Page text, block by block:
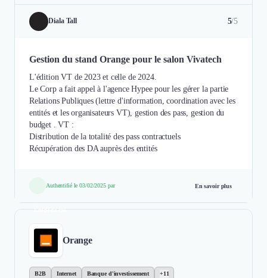
Diala Tall 5/5
Gestion du stand Orange pour le salon Vivatech
L'édition VT de 2023 et celle de 2024.
Le Corp a fait appel à l'agence Hypee pour les gérer la partie
Relations Publiques (lettre d'information, coordination avec les
entités et les organisateurs VT), gestion des pass, gestion du
budget . VT :
Distribution de la totalité des pass contractuels
Récupération des DA auprès des entités
Authentifié le 03/02/2025 par En savoir plus
Étude de cas
Orange
B2B Internet Banque d'investissement +11